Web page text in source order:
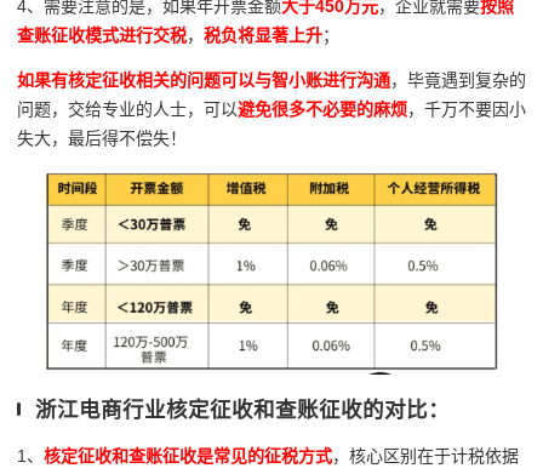
4、需要注意的是，如果年开票金额大于450万元，企业就需要按照
查账征收模式进行交税， 税负将显著上升；
如果有核定征收相关的问题可以与智小账进行沟通，毕竟遇到复杂的
问题，交给专业的人士，可以避免很多不必要的麻烦，千万不要因小
失大，最后得不偿失！
浙江电商行业核定征收和查账征收的对比：
1、 核定征收和查账征收是常见的征税方式，核心区别在于计税依据